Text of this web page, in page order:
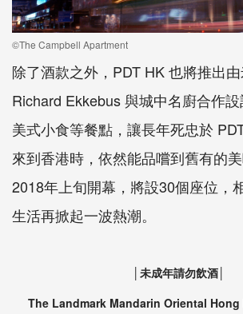
©The Campbell Apartment
除了酒款之外，PDT HK 也將推出
Richard Ekkebus 與城中名廚合作
美式小食等餐點，讓長年死忠於
來到香港時，依然能品嚐到舊有的
2018年上旬開幕，將設30個座位，
生活再掀起一波熱潮。
│未成年請勿飲酒│
The Landmark Mandarin Oriental